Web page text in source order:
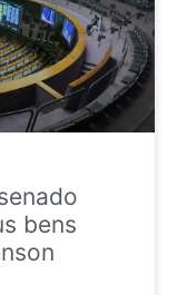
bens